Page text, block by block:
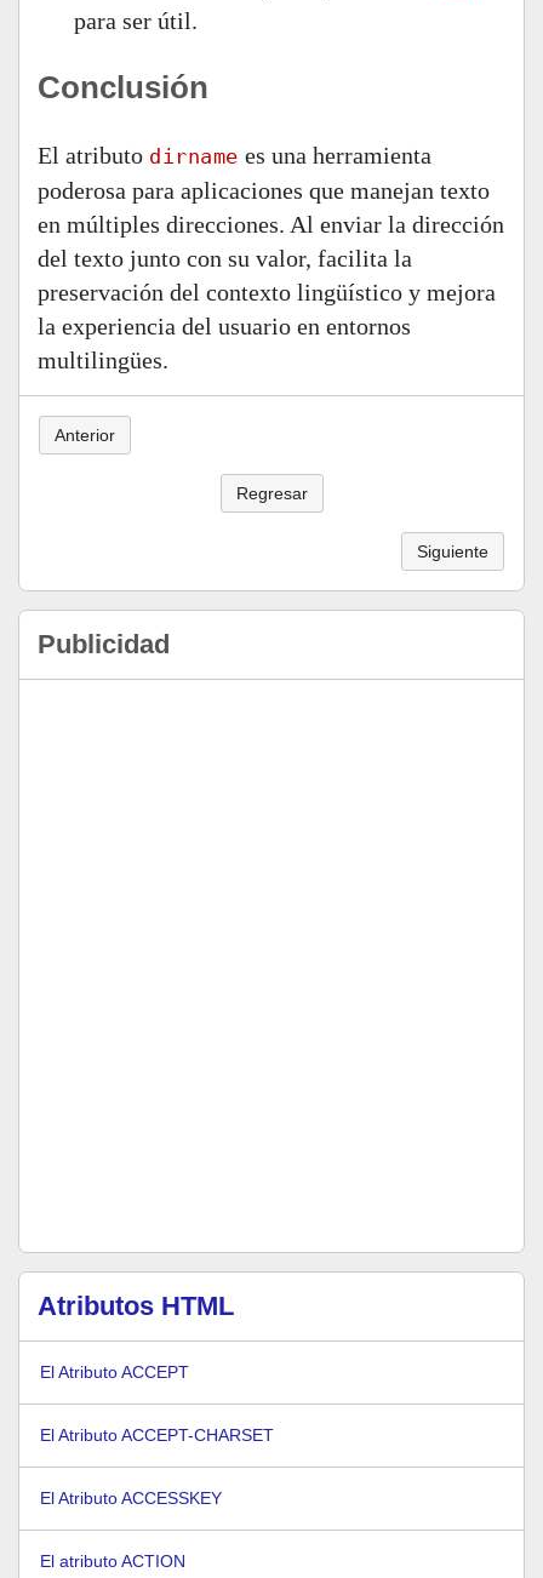
para ser útil.
Conclusión
El atributo dirname es una herramienta
poderosa para aplicaciones que manejan texto
en múltiples direcciones. Al enviar la dirección
del texto junto con su valor, facilita la
preservación del contexto lingüístico y mejora
la experiencia del usuario en entornos
multilingües.
Anterior
Regresar
Siguiente
Publicidad
Atributos HTML
El Atributo ACCEPT
El Atributo ACCEPT-CHARSET
El Atributo ACCESSKEY
El atributo ACTION